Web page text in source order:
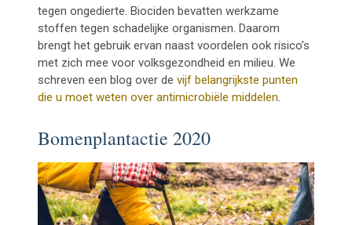
tegen ongedierte. Biociden bevatten werkzame
stoffen tegen schadelijke organismen. Daarom
brengt het gebruik ervan naast voordelen ook risico’s
met zich mee voor volksgezondheid en milieu. We
schreven een blog over devijf belangrijkste punten
die u moet weten over antimicrobiële middelen.
Bomenplantactie 2020